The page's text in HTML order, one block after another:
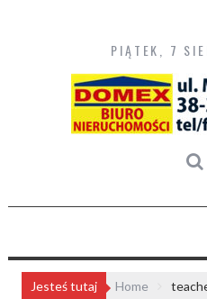
PIĄTEK, 7
Jesteś tutaj Home